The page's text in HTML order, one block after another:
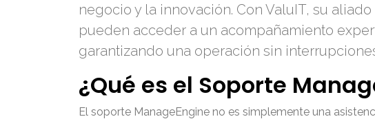
negocio y la innovación. Con ValuIT, su
pueden acceder a un acompañamiento
garantizando una operación sin
¿Qué es el Soporte
El soporte ManageEngine no es simplemente una